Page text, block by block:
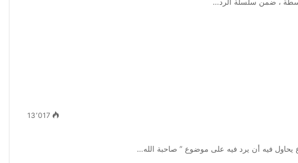
13٬017
يحاول فيه أن يرد فيه على موضوع ” صاحبة الله…